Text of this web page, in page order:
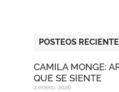
POSTEOS
CAMILA MONGE:
QUE SE SIENTE
2 enero, 2026